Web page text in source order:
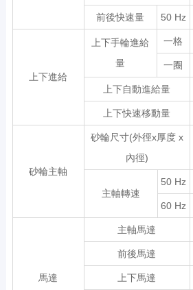
前後快速量 50 Hz
上下進給
上下手輪進給
量
一格
一圈
上下自動進給量
上下快速移動量
砂輪主軸
砂輪尺寸(外徑x厚度 x
內徑)
主軸轉速
50 Hz
60 Hz
馬達
主軸馬達
前後馬達
上下馬達